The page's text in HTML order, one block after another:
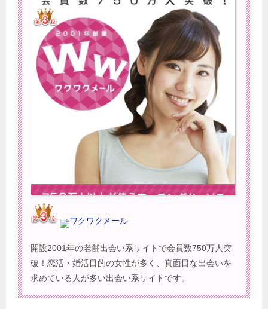
ワクワクメール
開設2001年の老舗出会い系サイトで会員数750万人突
破！恋活・婚活目的の女性が多く、真面目な出会いを
求めている人が多い出会い系サイトです。